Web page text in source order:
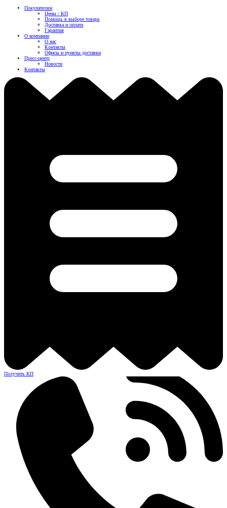
Покупателям
Цены / КП
Помощь в выборе товара
Доставка и оплата
Гарантия
О компании
О нас
Контакты
Офисы и пункты доставки
Пресс-центр
Новости
Контакты
Получить КП